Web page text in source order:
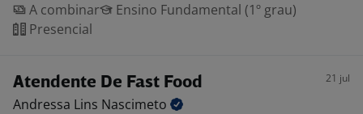
A combinar
Ensino Fundamental (1º grau)
Presencial
Atendente De Fast Food 21 jul
Andressa Lins Nascimeto